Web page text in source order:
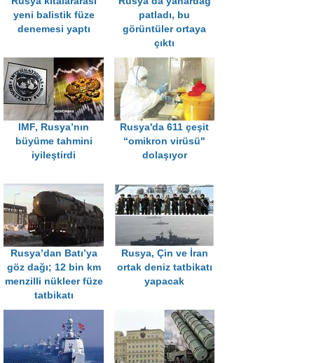
yeni balistik füze
denemesi yaptı
patladı, bu
görüntüler ortaya
çıktı
IMF, Rusya’nın
büyüme tahmini
iyileştirdi
Rusya'da 611 çeşit
“omikron virüsü"
dolaşıyor
Rusya’dan Batı’ya
göz dağı; 12 bin km
menzilli nükleer füze
tatbikatı
Rusya, Çin ve İran
ortak deniz tatbikatı
yapacak